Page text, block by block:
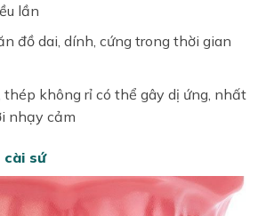
lần
đồ dai, dính, cứng trong thời gian
thép không rỉ có thể gây dị ứng, nhất
nhạy cảm
cài sứ